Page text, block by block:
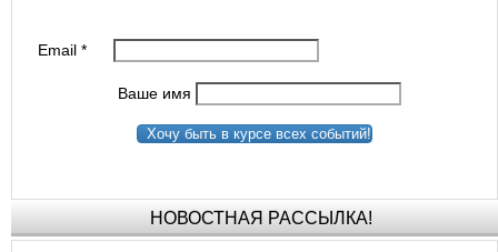
Email*
Ваше имя
Хочу быть в курсе всех событий!
НОВОСТНАЯ РАССЫЛКА!